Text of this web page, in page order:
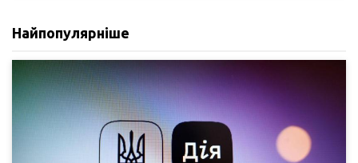
Найпопулярніше